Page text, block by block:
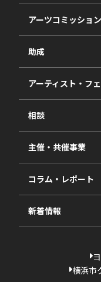
アーツコミッショ
事業紹介
事業報告書
助成
2027年度
2026年度
2025年度
2024年度
2023年度
過去の採択一覧
アーティスト・フ
相談
視察・ヒアリング・
相談依頼フォーム
主催・共催事業
コラム・レポート
新着情報
横浜市